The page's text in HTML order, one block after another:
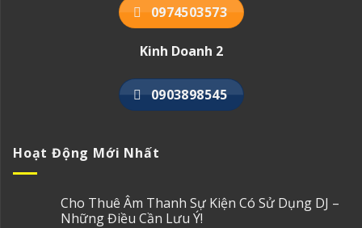
0974503573
Kinh Doanh 2
0903898545
Hoạt Động Mới Nhất
Cho Thuê Âm Thanh Sự Kiện Có Sử Dụng DJ –
Những Điều Cần Lưu Ý!